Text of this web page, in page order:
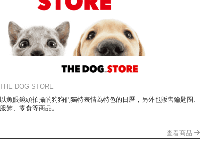
THE DOG STORE
以魚眼鏡頭拍攝的狗狗們獨特表情為特色的日曆，另外也販售鑰匙圈、
服飾、零食等商品。
查看商品